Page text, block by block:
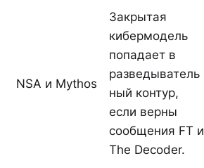
NSA и Mythos
Закрытая
кибермодель
попадает в
разведыватель
ный контур,
если верны
сообщения FT и
The Decoder.